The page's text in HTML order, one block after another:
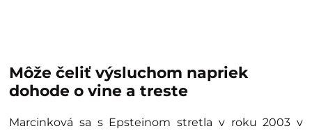
Môže čeliť výsluchom napriek
dohode o vine a treste
Marcinková sa s Epsteinom stretla v roku 2003 v